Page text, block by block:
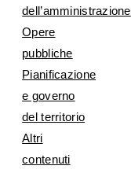
dell’amministrazione
Opere
pubbliche
Pianificazione
e governo
del territorio
Altri
contenuti